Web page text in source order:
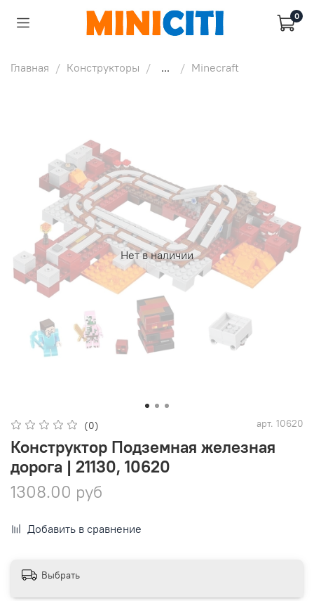
0
Главная Конструкторы ... Minecraft
Нет в наличии
(0) арт. 10620
Конструктор Подземная железная
дорога | 21130, 10620
1308.00 руб
Добавить в сравнение
Выбрать